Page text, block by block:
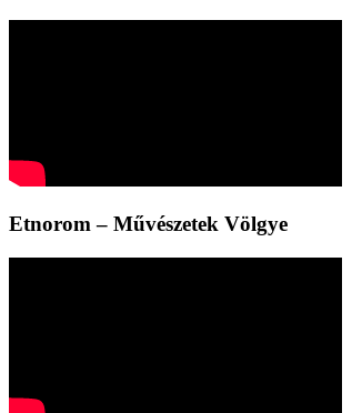
Etnorom – Művészetek Völgye